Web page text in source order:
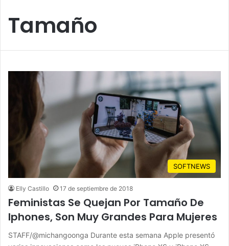
Tamaño
SOFTNEWS
Elly Castillo 17 de septiembre de 2018
Feministas Se Quejan Por Tamaño De
Iphones, Son Muy Grandes Para Mujeres
STAFF/@michangoonga Durante esta semana Apple presentó